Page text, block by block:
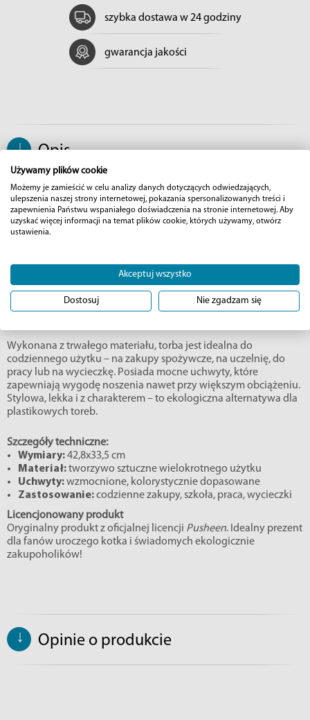
szybka dostawa w 24 godziny
gwarancja jakości
↓ Opis
Pusheen Fruit Shopping - torba na zakupy
Zabierz Pusheen na zakupy i ciesz się stylowym, a zarazem
wielokrotnego użytkuPusheen Fruit Shoppingzachwyca
uroczym nadrukiem z kotką pchającą wózek pełen owoców.
Jasna kolorystyka, owocowe akcenty i zabawny motyw
sprawiają, że zakupy stają się czystą przyjemnością – dosłownie i
Wykonana z trwałego materiału, torba jest idealna do
codziennego użytku – na zakupy spożywcze, na uczelnię, do
pracy lub na wycieczkę. Posiada mocne uchwyty, które
zapewniają wygodę noszenia nawet przy większym obciążeniu.
Stylowa, lekka i z charakterem – to ekologiczna alternatywa dla
plastikowych toreb.
Szczegóły techniczne:
Wymiary:42,8x33,5 cm
Materiał:tworzywo sztuczne wielokrotnego użytku
Uchwyty:wzmocnione, kolorystycznie dopasowane
Zastosowanie:codzienne zakupy, szkoła, praca, wycieczki
Licencjonowany produkt
Oryginalny produkt z oficjalnej licencji Pusheen. Idealny prezent
dla fanów uroczego kotka i świadomych ekologicznie
zakupoholików!
↓ Opinie o produkcie
Używamy plików cookie
Możemy je zamieścić w celu analizy danych dotyczących odwiedzających,
ulepszenia naszej strony internetowej, pokazania spersonalizowanych treści i
zapewnienia Państwu wspaniałego doświadczenia na stronie internetowej. Aby
uzyskać więcej informacji na temat plików cookie, których używamy, otwórz
ustawienia.
Akceptuj wszystko
Dostosuj Nie zgadzam się